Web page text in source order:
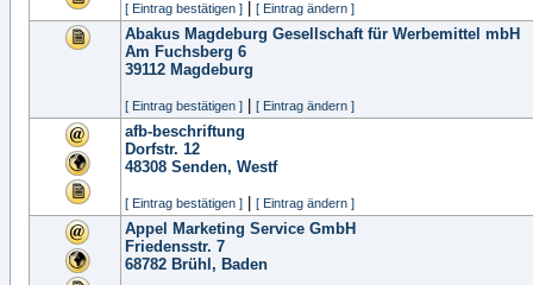
[ Eintrag bestätigen ] [ Eintrag ändern ]
Abakus Magdeburg Gesellschaft für Werbemittel mbH
Am Fuchsberg 6
39112 Magdeburg
[ Eintrag bestätigen ] [ Eintrag ändern ]
afb-beschriftung
Dorfstr. 12
48308 Senden, Westf
[ Eintrag bestätigen ] [ Eintrag ändern ]
Appel Marketing Service GmbH
Friedensstr. 7
68782 Brühl, Baden